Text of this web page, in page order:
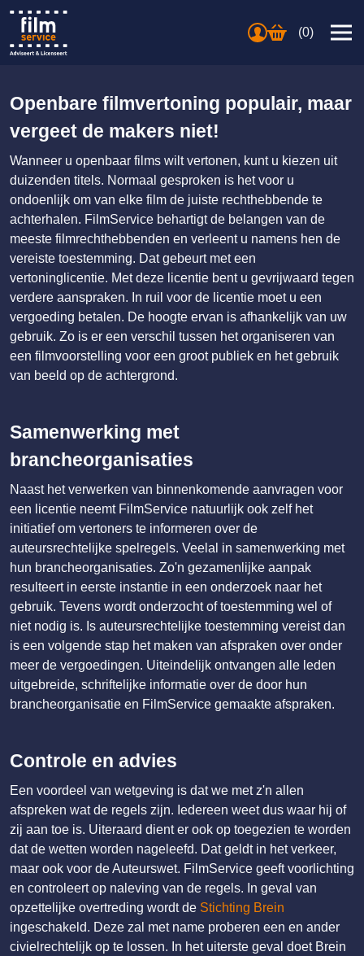
(0)
Openbare filmvertoning populair, maar
vergeet de makers niet!
Wanneer u openbaar films wilt vertonen, kunt u kiezen uit
duizenden titels. Normaal gesproken is het voor u
ondoenlijk om van elke film de juiste rechthebbende te
achterhalen. FilmService behartigt de belangen van de
meeste filmrechthebbenden en verleent u namens hen de
vereiste toestemming. Dat gebeurt met een
vertoninglicentie. Met deze licentie bent u gevrijwaard tegen
verdere aanspraken. In ruil voor de licentie moet u een
vergoeding betalen. De hoogte ervan is afhankelijk van uw
gebruik. Zo is er een verschil tussen het organiseren van
een filmvoorstelling voor een groot publiek en het gebruik
van beeld op de achtergrond.
Samenwerking met
brancheorganisaties
Naast het verwerken van binnenkomende aanvragen voor
een licentie neemt FilmService natuurlijk ook zelf het
initiatief om vertoners te informeren over de
auteursrechtelijke spelregels. Veelal in samenwerking met
hun brancheorganisaties. Zo'n gezamenlijke aanpak
resulteert in eerste instantie in een onderzoek naar het
gebruik. Tevens wordt onderzocht of toestemming wel of
niet nodig is. Is auteursrechtelijke toestemming vereist dan
is een volgende stap het maken van afspraken over onder
meer de vergoedingen. Uiteindelijk ontvangen alle leden
uitgebreide, schriftelijke informatie over de door hun
brancheorganisatie en FilmService gemaakte afspraken.
Controle en advies
Een voordeel van wetgeving is dat we met z'n allen
afspreken wat de regels zijn. Iedereen weet dus waar hij of
zij aan toe is. Uiteraard dient er ook op toegezien te worden
dat de wetten worden nageleefd. Dat geldt in het verkeer,
maar ook voor de Auteurswet. FilmService geeft voorlichting
en controleert op naleving van de regels. In geval van
opzettelijke overtreding wordt de Stichting Brein
ingeschakeld. Deze zal met name proberen een en ander
civielrechtelijk op te lossen. In het uiterste geval doet Brein